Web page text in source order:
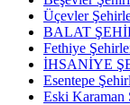
Üçevler
BALAT
Fethiye
İHSANİYE
Esentepe
Eski Karaman